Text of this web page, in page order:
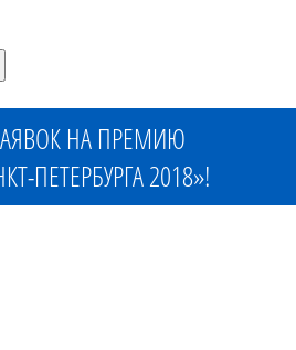
НА ПРЕМИЮ
ПЕТЕРБУРГА 2018»!